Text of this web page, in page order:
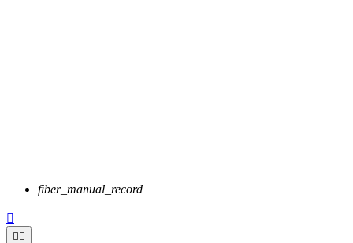
fiber_manual_record

 